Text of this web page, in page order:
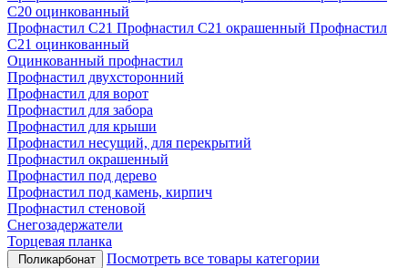
С20 оцинкованный
Профнастил С21 Профнастил С21 окрашенный Профнастил
С21 оцинкованный
Оцинкованный профнастил
Профнастил двухсторонний
Профнастил для ворот
Профнастил для забора
Профнастил для крыши
Профнастил несущий, для перекрытий
Профнастил окрашенный
Профнастил под дерево
Профнастил под камень, кирпич
Профнастил стеновой
Снегозадержатели
Торцевая планка
Поликарбонат
Посмотреть все товары категории